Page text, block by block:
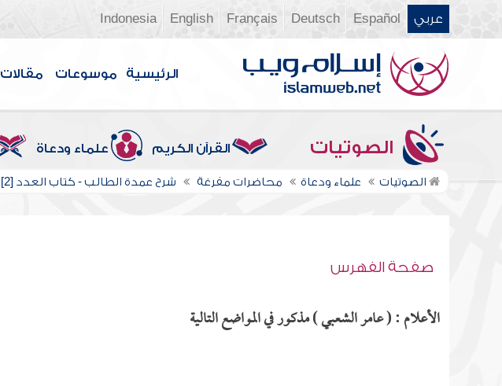
عربي Español
Deutsch
Français
English
Indonesia
الرئيسية موسوعات مقالات
الصوتيات القرآن الكريم علماء ودعاة
الصوتيات علماء ودعاة محاضرات مفرغة شرح عمدة الطالب - كتاب العدد [2]
صفحة الفهرس
الأعلام : ( عامر الشعبي ) مذكور في المواضع التالية